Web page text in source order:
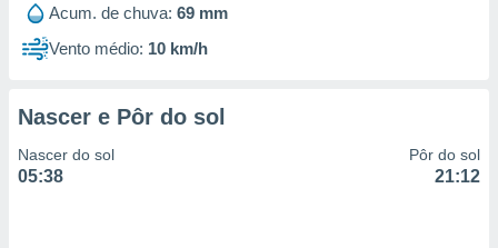
de
Acum. de chuva: 69 mm
Vento médio: 10 km/h
Nascer e Pôr do sol
Nascer do sol
05:38
Pôr do sol
21:12